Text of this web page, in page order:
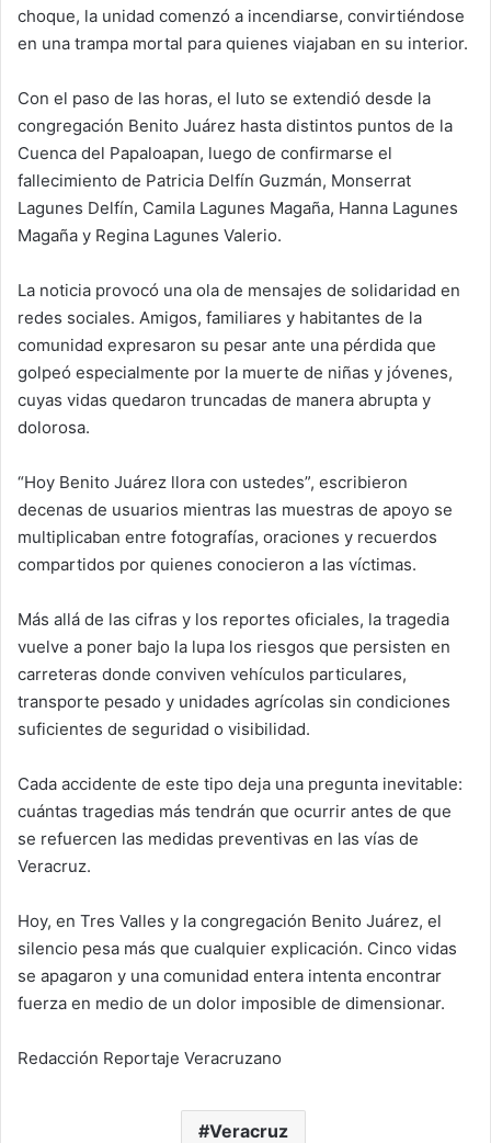
choque, la unidad comenzó a incendiarse, convirtiéndose
en una trampa mortal para quienes viajaban en su interior.
Con el paso de las horas, el luto se extendió desde la
congregación Benito Juárez hasta distintos puntos de la
Cuenca del Papaloapan, luego de confirmarse el
fallecimiento de Patricia Delfín Guzmán, Monserrat
Lagunes Delfín, Camila Lagunes Magaña, Hanna Lagunes
Magaña y Regina Lagunes Valerio.
La noticia provocó una ola de mensajes de solidaridad en
redes sociales. Amigos, familiares y habitantes de la
comunidad expresaron su pesar ante una pérdida que
golpeó especialmente por la muerte de niñas y jóvenes,
cuyas vidas quedaron truncadas de manera abrupta y
dolorosa.
“Hoy Benito Juárez llora con ustedes”, escribieron
decenas de usuarios mientras las muestras de apoyo se
multiplicaban entre fotografías, oraciones y recuerdos
compartidos por quienes conocieron a las víctimas.
Más allá de las cifras y los reportes oficiales, la tragedia
vuelve a poner bajo la lupa los riesgos que persisten en
carreteras donde conviven vehículos particulares,
transporte pesado y unidades agrícolas sin condiciones
suficientes de seguridad o visibilidad.
Cada accidente de este tipo deja una pregunta inevitable:
cuántas tragedias más tendrán que ocurrir antes de que
se refuercen las medidas preventivas en las vías de
Veracruz.
Hoy, en Tres Valles y la congregación Benito Juárez, el
silencio pesa más que cualquier explicación. Cinco vidas
se apagaron y una comunidad entera intenta encontrar
fuerza en medio de un dolor imposible de dimensionar.
Redacción Reportaje Veracruzano
Veracruz